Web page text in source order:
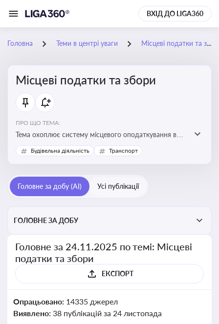
ВХІД ДО LIGA360
Головна Теми в центрі уваги Місцеві податки та збори
Місцеві податки та збори
ПРО ЩО ТЕМА:
Тема охоплює систему місцевого оподаткування в
Україні, включаючи туристичний збір, плату за
земельні ділянки, за паркування транспорту
Будівельна діяльність Транспорт
Головне за добу (AI) Усі публікації
ГОЛОВНЕ ЗА ДОБУ
Головне за 24.11.2025 по темі: Місцеві
податки та збори
ЕКСПОРТ
Опрацьовано: 14335 джерел
Виявлено: 38 публікацій за 24 листопада